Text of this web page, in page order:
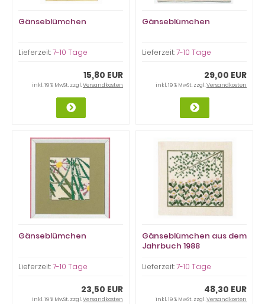
Gänseblümchen
Lieferzeit:7-10 Tage
15,80 EUR
inkl. 19 % MwSt. zzgl.Versandkosten
Gänseblümchen
Lieferzeit:7-10 Tage
29,00 EUR
inkl. 19 % MwSt. zzgl.Versandkosten
Gänseblümchen
Lieferzeit:7-10 Tage
23,50 EUR
inkl. 19 % MwSt. zzgl.Versandkosten
Gänseblümchen aus dem
Jahrbuch 1988
Lieferzeit:7-10 Tage
48,30 EUR
inkl. 19 % MwSt. zzgl.Versandkosten